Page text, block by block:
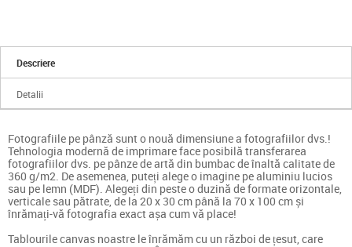
Descriere
Detalii
Fotografiile pe pânză sunt o nouă dimensiune a fotografiilor dvs.!
Tehnologia modernă de imprimare face posibilă transferarea
fotografiilor dvs. pe pânze de artă din bumbac de înaltă calitate de
360 g/m2. De asemenea, puteți alege o imagine pe aluminiu lucios
sau pe lemn (MDF). Alegeți din peste o duzină de formate orizontale,
verticale sau pătrate, de la 20 x 30 cm până la 70 x 100 cm și
înrămați-vă fotografia exact așa cum vă place!
Tablourile canvas noastre le înrămăm cu un război de țesut, care